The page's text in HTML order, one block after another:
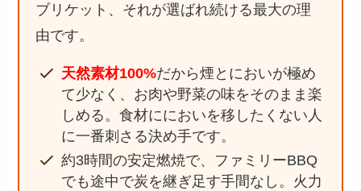
ブリケット、それが選ばれ続ける最大の理
由です。
天然素材100%だから煙とにおいが極め
て少なく、お肉や野菜の味をそのまま楽
しめる。食材ににおいを移したくない人
に一番刺さる決め手です。
約3時間の安定燃焼で、ファミリーBBQ
でも途中で炭を継ぎ足す手間なし。火力